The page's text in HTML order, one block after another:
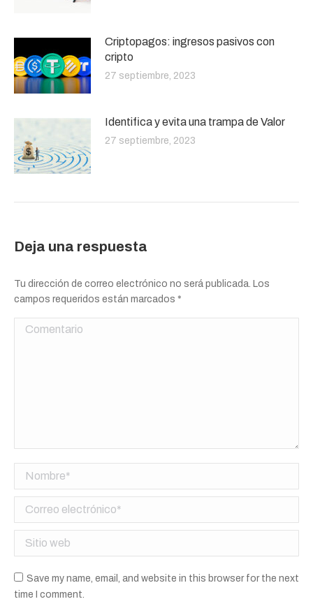
Criptopagos: ingresos pasivos con
cripto
27 septiembre, 2023
Identifica y evita una trampa de Valor
27 septiembre, 2023
Deja una respuesta
Tu dirección de correo electrónico no será publicada. Los
campos requeridos están marcados *
Comentario
Nombre *
Correo electrónico *
Sitio web
Save my name, email, and website in this browser for the next
time I comment.